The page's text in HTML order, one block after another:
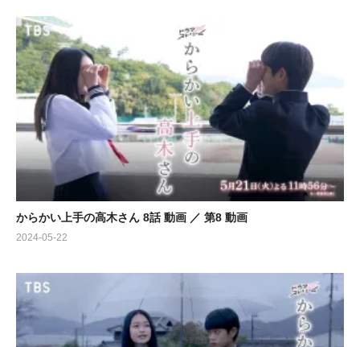
からかい上手の高木さん 8話 動画 ／ 第8 動画
2024-05-22